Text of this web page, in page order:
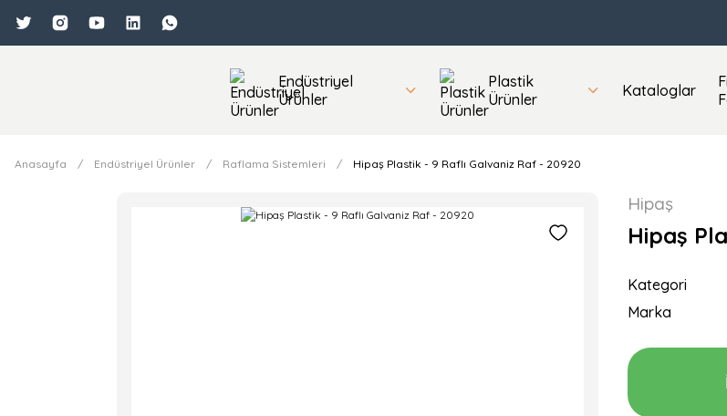
Endüstriyel
Ürünler
Plastik
Ürünler
Kataloglar
Anasayfa Endüstriyel Ürünler Raflama Sistemleri Hipaş Plastik - 9 Raflı Galvaniz Raf - 20920
Hipaş
Hipaş
Kategori
Marka